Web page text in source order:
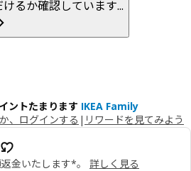
るか確認しています...
ントたまります IKEA Family
、ログインする | リワードを見てみよう
金いたします*。
詳しく見る